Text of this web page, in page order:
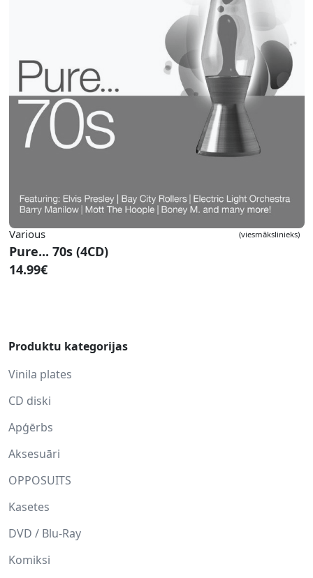
Various (viesmākslinieks)
Pure... 70s (4CD)
14.99€
Produktu kategorijas
Vinila plates
CD diski
Apģērbs
Aksesuāri
OPPOSUITS
Kasetes
DVD / Blu-Ray
Komiksi